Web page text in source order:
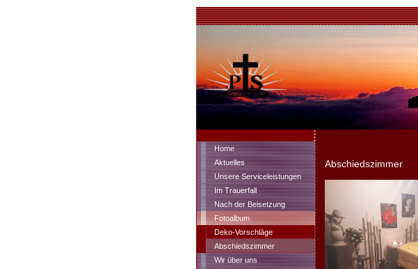
Home
Aktuelles
Unsere Serviceleistungen
Im Trauerfall
Nach der Beisetzung
Fotoalbum
Deko-Vorschläge
Abschiedszimmer
Wir über uns
Abschiedszimmer